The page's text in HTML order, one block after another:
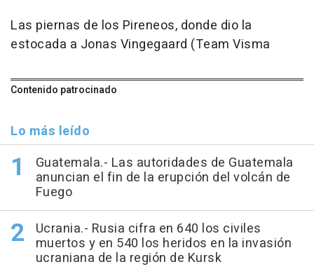
Las piernas de los Pireneos, donde dio la
estocada a Jonas Vingegaard (Team Visma
Contenido patrocinado
Lo más leído
Guatemala.- Las autoridades de Guatemala
anuncian el fin de la erupción del volcán de
Fuego
Ucrania.- Rusia cifra en 640 los civiles
muertos y en 540 los heridos en la invasión
ucraniana de la región de Kursk